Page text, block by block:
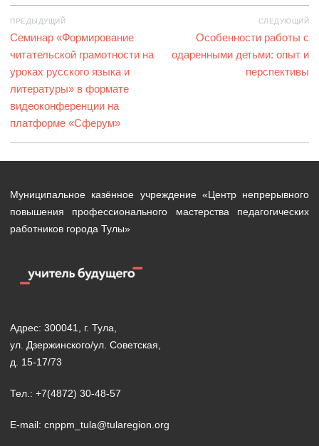
Навигация
по
записям
ПРЕДЫДУЩИЙ
Предыдущая
запись:
Семинар «Формирование
читательской грамотности на
уроках русского языка и
литературы» в формате
видеоконференции на
платформе «Сферум»
СЛЕДУЮЩИЙ
Следующая
запись:
Особенности работы с
одаренными детьми: опыт и
перспективы
Муниципальное казённое учреждение «Центр непрерывного
повышения профессионального мастерства педагогических
работников города Тулы»
Адрес: 300041, г. Тула,
ул. Дзержинского/ул. Советская,
д. 15-17/73
Тел.: +7(4872) 30-48-57
E-mail: cnppm_tula@tularegion.org